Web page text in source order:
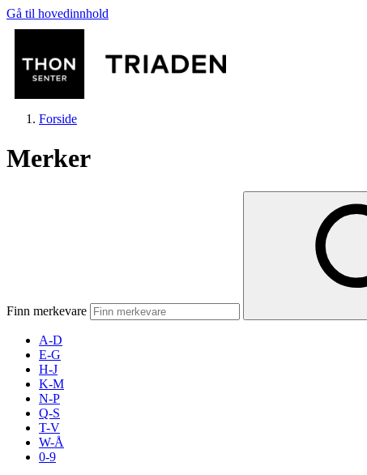
Gå til hovedinnhold
Mat og drikke
Forside
Merker
Finn merkevare
A-D
E-G
H-J
K-M
N-P
Q-S
T-V
W-Å
0-9